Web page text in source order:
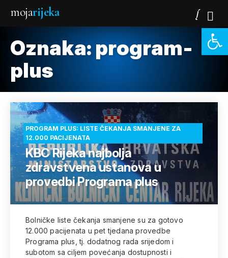
mojarijeka
Oznaka: program-
plus
PROGRAM PLUS: LISTE ČEKANJA SMANJENE ZA
12.000 PACIJENATA
KBC Rijeka najbolja
zdravstvena ustanova u
provedbi Programa plus
Bolničke liste čekanja smanjene su za gotovo
12.000 pacijenata u pet tjedana provedbe
Programa plus, tj. dodatnog rada srijedom i
subotom sa ciljem povećanja dostupnosti i